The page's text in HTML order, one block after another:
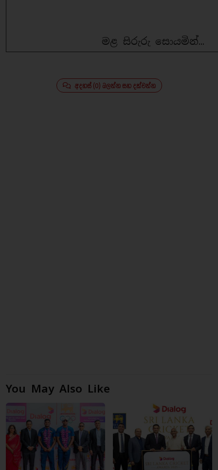
මළ සිරුරු සොයමින්...
අදහස් (0) බලන්න සහ දක්වන්න
You May Also Like